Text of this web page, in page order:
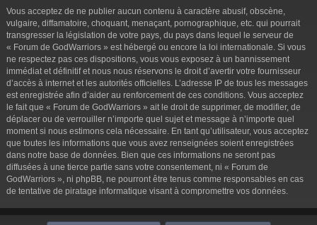
Vous acceptez de ne publier aucun contenu à caractère abusif, obscène,
vulgaire, diffamatoire, choquant, menaçant, pornographique, etc. qui pourrait
transgresser la législation de votre pays, du pays dans lequel le serveur de
« Forum de GodWarriors » est hébergé ou encore la loi internationale. Si vous
ne respectez pas ces dispositions, vous vous exposez à un bannissement
immédiat et définitif et nous nous réservons le droit d’avertir votre fournisseur
d’accès à internet et les autorités officielles. L’adresse IP de tous les messages
est enregistrée afin d’aider au renforcement de ces conditions. Vous acceptez
le fait que « Forum de GodWarriors » ait le droit de supprimer, de modifier, de
déplacer ou de verrouiller n’importe quel sujet et message à n’importe quel
moment si nous estimons cela nécessaire. En tant qu’utilisateur, vous acceptez
que toutes les informations que vous avez renseignées soient enregistrées
dans notre base de données. Bien que ces informations ne seront pas
diffusées à une tierce partie sans votre consentement, ni « Forum de
GodWarriors », ni phpBB, ne pourront être tenus comme responsables en cas
de tentative de piratage informatique visant à compromettre vos données.